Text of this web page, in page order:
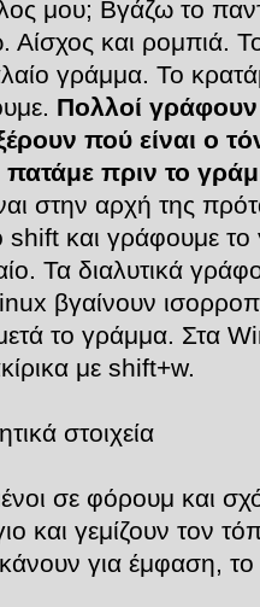
μου; Βγάζω το
Αίσχος και ρομπιά.
γράμμα. Το
Πολλοί
πού είναι ο
πριν το
στην αρχή της
shift και γράφουμε το
Τα διαλυτικά
βγαίνουν
το γράμμα. Στα
με shift+w.
στοιχεία
σε φόρουμ και
και γεμίζουν τον
για έμφαση,